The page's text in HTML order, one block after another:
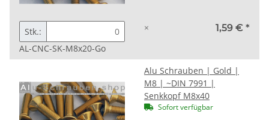
Stk.:
AL-CNC-SK-M8x20-Go
× 1,59 € *
Alu Schrauben | Gold |
M8 | ~DIN 7991 |
Senkkopf M8x40
Sofort verfügbar